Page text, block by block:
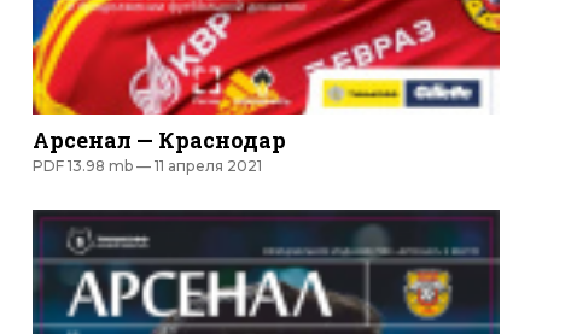
Арсенал — Краснодар
PDF 13.98 mb — 11 апреля 2021